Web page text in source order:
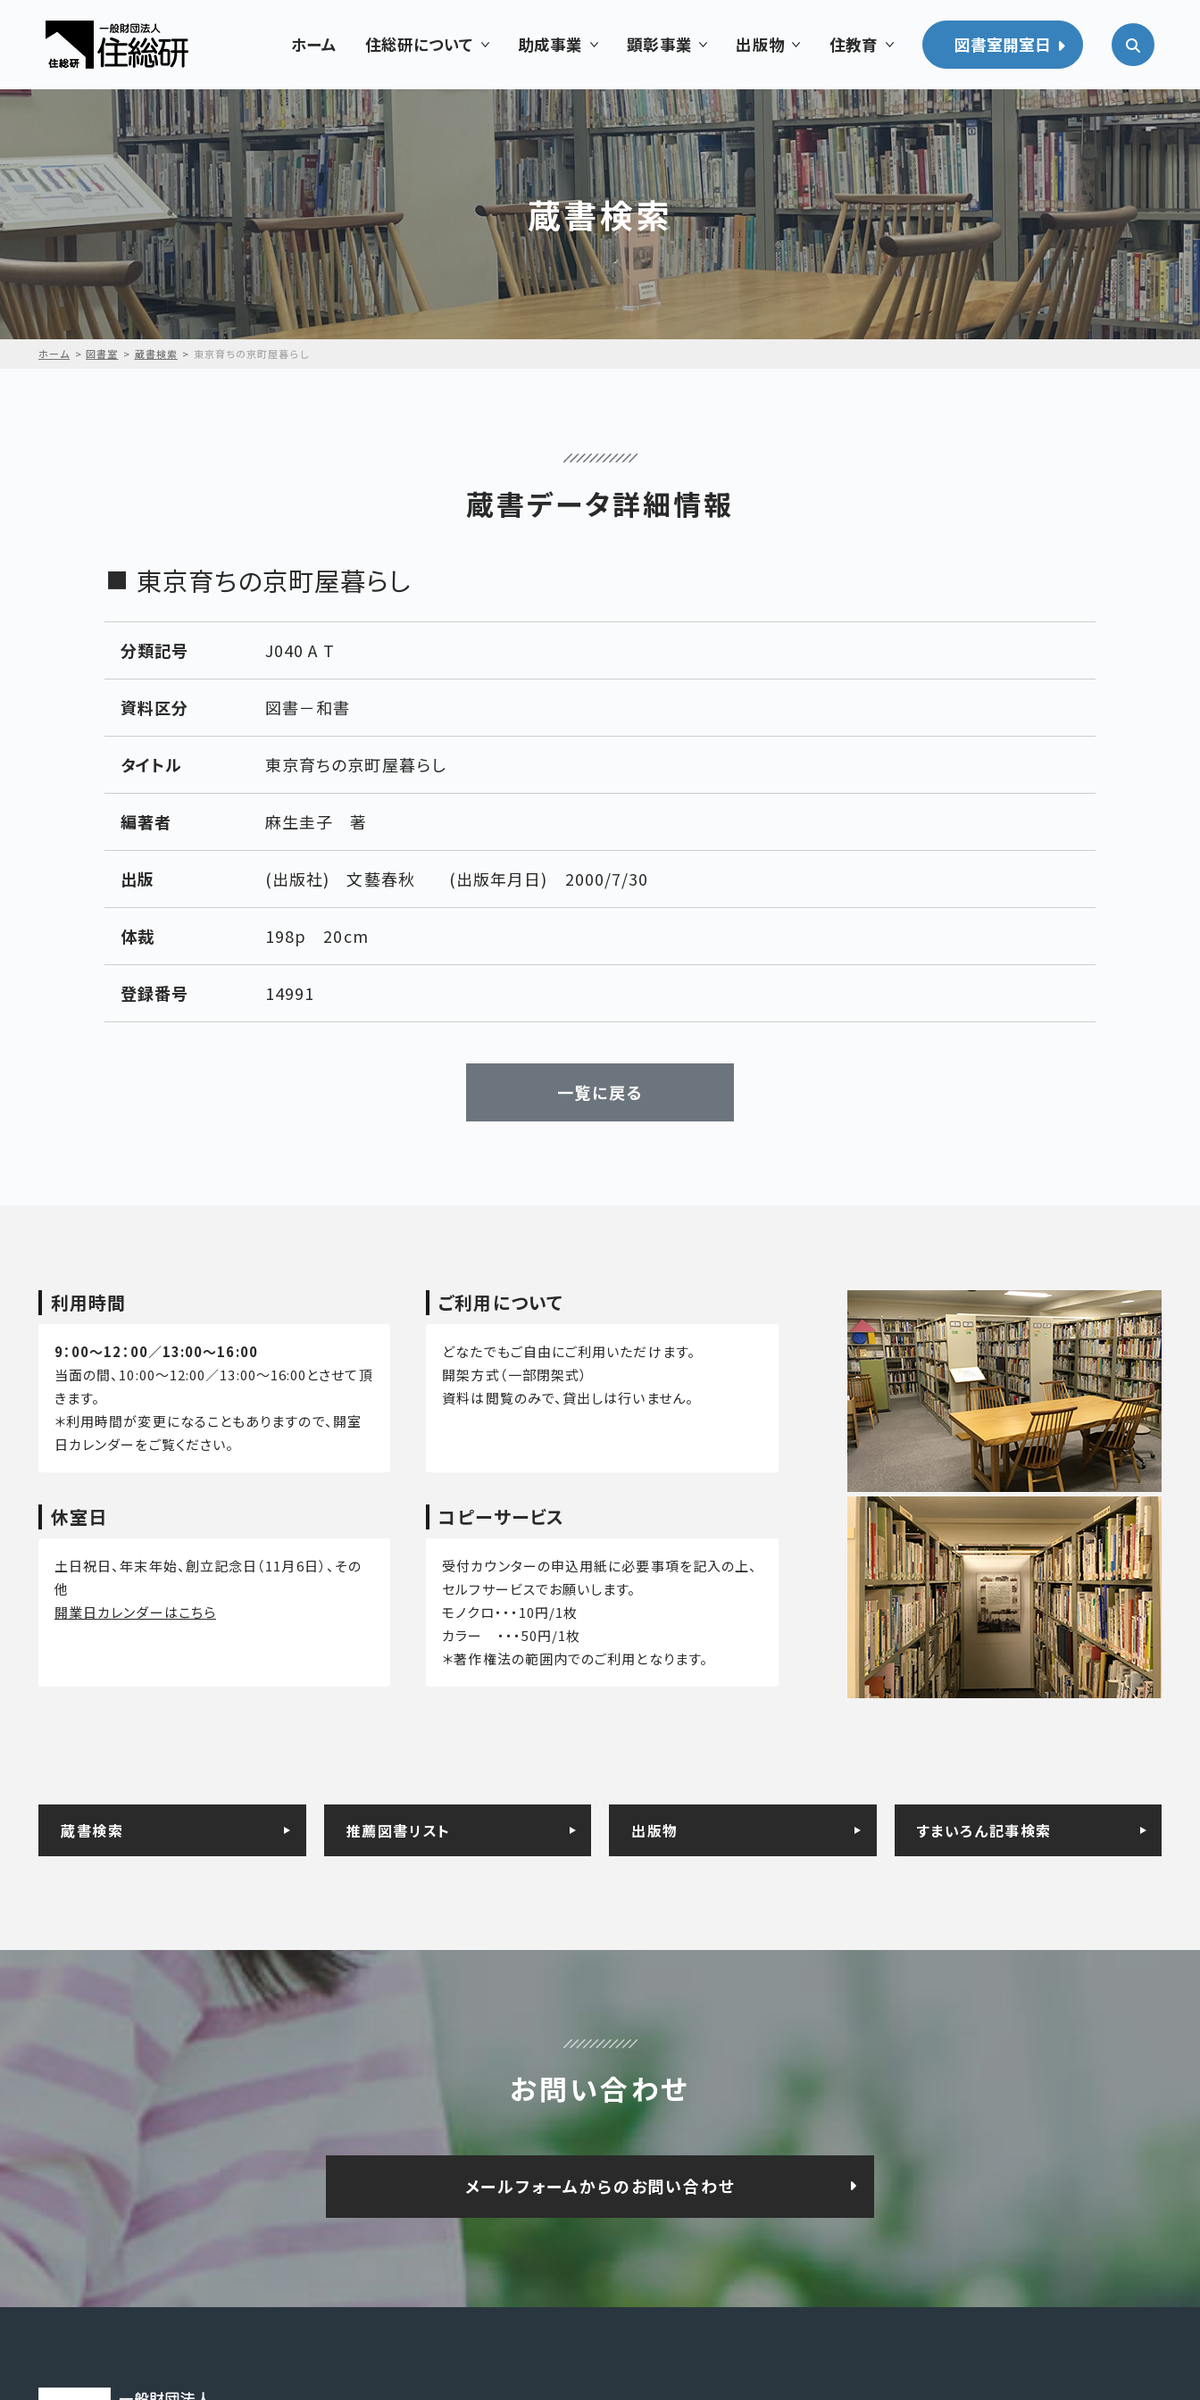
ホーム 住総研について 助成事業 顕彰事業 出版物 住教育 図書室開室日
蔵書検索
ホーム 図書室 蔵書検索 東京育ちの京町屋暮らし
蔵書データ詳細情報
東京育ちの京町屋暮らし
分類記号 J040 A T
資料区分 図書－和書
タイトル 東京育ちの京町屋暮らし
編著者 麻生圭子 著
出版 (出版社) 文藝春秋 (出版年月日) 2000/7/30
体裁 198p 20cm
登録番号 14991
一覧に戻る
利用時間
9：00～12：00／13:00～16:00
当面の間、10:00～12:00／13:00～16:00とさせて頂
きます。
＊利用時間が変更になることもありますので、開室
日カレンダーをご覧ください。
休室日
土日祝日、年末年始、創立記念日（11月6日）、その
他
開業日カレンダーはこちら
ご利用について
どなたでもご自由にご利用いただけます。
開架方式（一部閉架式）
資料は閲覧のみで、貸出しは行いません。
コピーサービス
受付カウンターの申込用紙に必要事項を記入の上、
セルフサービスでお願いします。
モノクロ・・・10円/1枚
カラー ・・・50円/1枚
＊著作権法の範囲内でのご利用となります。
蔵書検索 推薦図書リスト 出版物 すまいろん記事検索
お問い合わせ
メールフォームからのお問い合わせ